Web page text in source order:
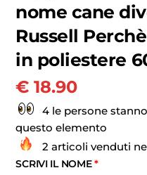
nome cane
Russell
in poliestere
€ 18.90
4 le persone
questo elemento
2 articoli venduti
SCRIVI IL NOME*